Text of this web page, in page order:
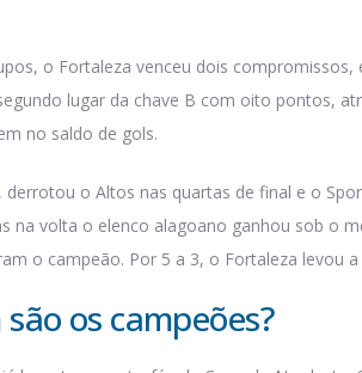
o Fortaleza venceu dois
lugar da chave B com oito pontos,
no saldo de gols.
derrotou o Altos nas quartas de final e o
na volta o elenco alagoano ganhou sob o
o campeão. Por 5 a 3, o Fortaleza levou
os campeões?